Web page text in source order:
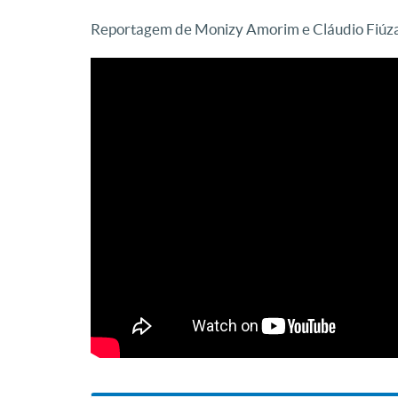
Reportagem de Monizy Amorim e Cláudio